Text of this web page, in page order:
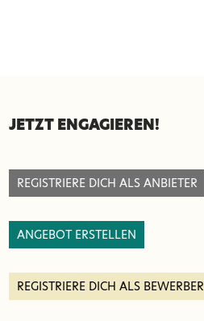
SEITENFUSS
JETZT ENGAGIEREN!
REGISTRIERE DICH ALS ANBIETER
ANGEBOT ERSTELLEN
REGISTRIERE DICH ALS BEWERBER